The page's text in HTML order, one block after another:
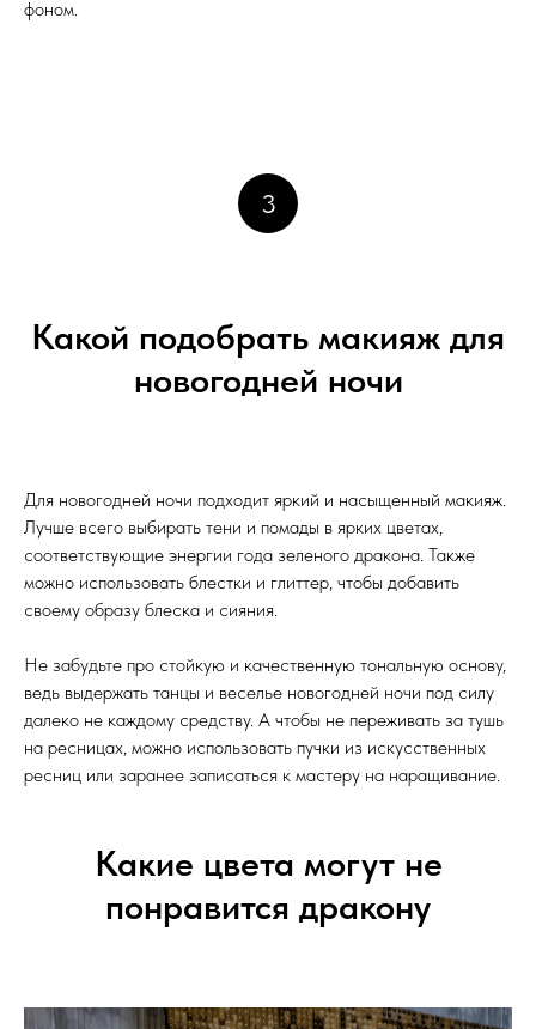
фоном.
3
Какой подобрать макияж для
новогодней ночи
Для новогодней ночи подходит яркий и насыщенный макияж.
Лучше всего выбирать тени и помады в ярких цветах,
соответствующие энергии года зеленого дракона. Также
можно использовать блестки и глиттер, чтобы добавить
своему образу блеска и сияния.
Не забудьте про стойкую и качественную тональную основу,
ведь выдержать танцы и веселье новогодней ночи под силу
далеко не каждому средству. А чтобы не переживать за тушь
на ресницах, можно использовать пучки из искусственных
ресниц или заранее записаться к мастеру на наращивание.
Какие цвета могут не
понравится дракону